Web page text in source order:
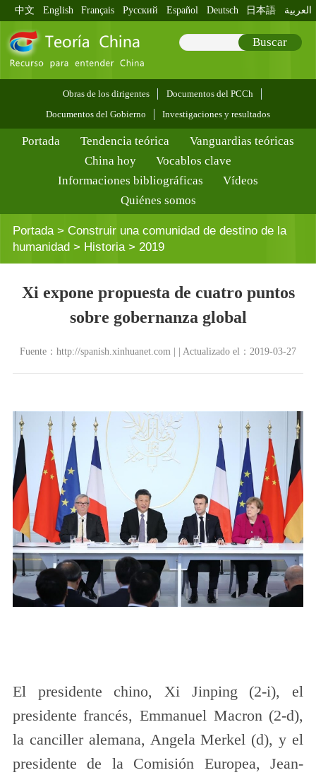
中文 English Français Pусский Español Deutsch 日本語 العربية
Buscar
Obras de los dirigentes
Documentos del PCCh
Documentos del Gobierno
Investigaciones y resultados
Portada Tendencia teórica
Vanguardias teóricas
China hoy
Vocablos clave
Informaciones bibliográficas
Vídeos
Quiénes somos
Portada> Construir una comunidad de destino de la
humanidad> Historia> 2019
Xi expone propuesta de cuatro puntos
sobre gobernanza global
Fuente：http://spanish.xinhuanet.com | | Actualizado el：2019-03-27
El presidente chino, Xi Jinping (2-i), el
presidente francés, Emmanuel Macron (2-d),
la canciller alemana, Angela Merkel (d), y el
presidente de la Comisión Europea, Jean-